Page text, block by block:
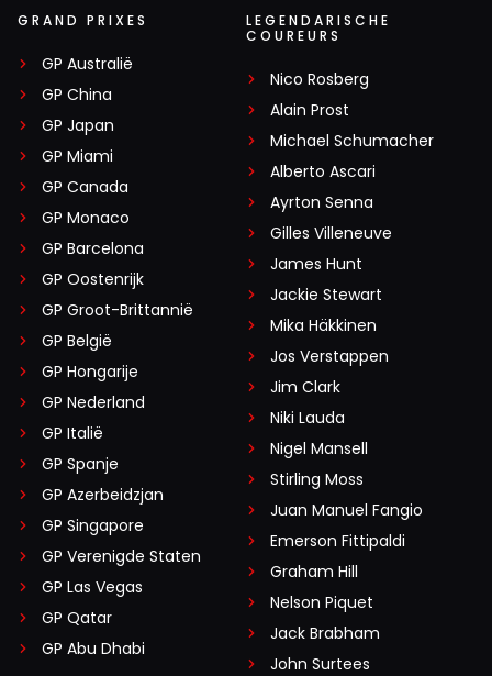
GRAND PRIXES
GP Australië
GP China
GP Japan
GP Miami
GP Canada
GP Monaco
GP Barcelona
GP Oostenrijk
GP Groot-Brittannië
GP België
GP Hongarije
GP Nederland
GP Italië
GP Spanje
GP Azerbeidzjan
GP Singapore
GP Verenigde Staten
GP Las Vegas
GP Qatar
GP Abu Dhabi
LEGENDARISCHE
COUREURS
Nico Rosberg
Alain Prost
Michael Schumacher
Alberto Ascari
Ayrton Senna
Gilles Villeneuve
James Hunt
Jackie Stewart
Mika Häkkinen
Jos Verstappen
Jim Clark
Niki Lauda
Nigel Mansell
Stirling Moss
Juan Manuel Fangio
Emerson Fittipaldi
Graham Hill
Nelson Piquet
Jack Brabham
John Surtees